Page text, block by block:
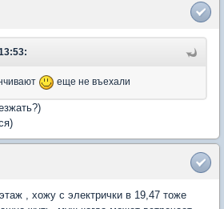
еще не въехали
, хожу с электрички в 19,47 тоже